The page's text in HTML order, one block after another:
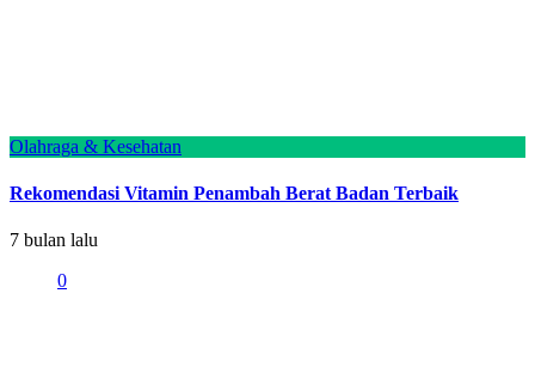
Olahraga & Kesehatan
Rekomendasi Vitamin Penambah Berat Badan Terbaik
7 bulan lalu
0